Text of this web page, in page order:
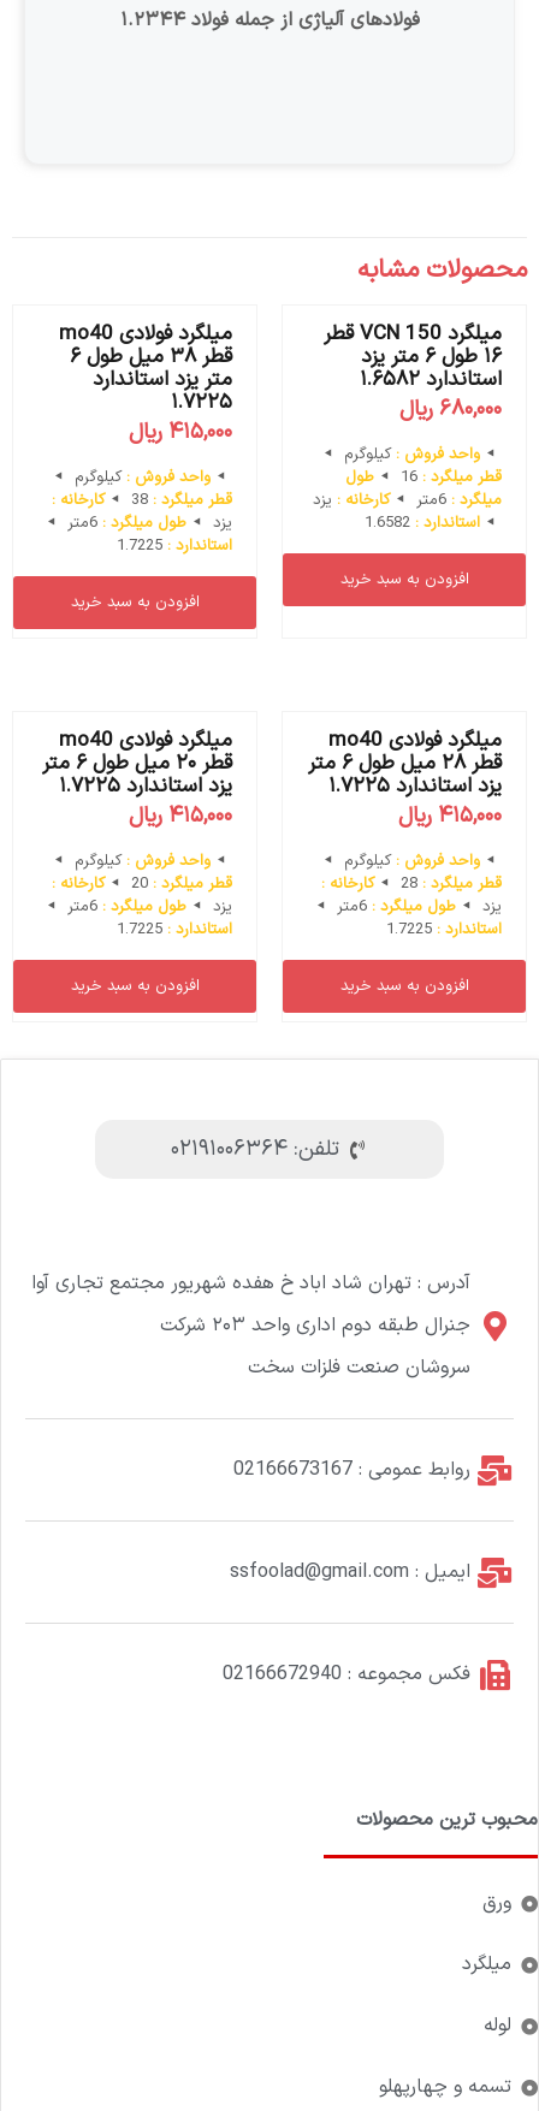
فولادهای آلیاژی از جمله فولاد ۱.۲۳۴۴
محصولات مشابه
میلگرد VCN 150 قطر
۱۶ طول ۶ متر یزد
استاندارد ۱.۶۵۸۲
۶۸۰,۰۰۰ ریال
واحد فروش :کیلوگرم
قطر میلگرد : 16
طول
میلگرد : 6متر کارخانه : یزد
استاندارد :1.6582
افزودن به سبد خرید
میلگرد فولادی mo40
قطر ۳۸ میل طول ۶
متر یزد استاندارد
۱.۷۲۲۵
۴۱۵,۰۰۰ ریال
واحد فروش :کیلوگرم
قطر میلگرد : 38
کارخانه :
یزد
طول میلگرد :6متر
استاندارد : 1.7225
افزودن به سبد خرید
میلگرد فولادی mo40
قطر ۲۸ میل طول ۶ متر
یزد استاندارد ۱.۷۲۲۵
۴۱۵,۰۰۰ ریال
واحد فروش :کیلوگرم
قطر میلگرد : 28
کارخانه :
یزد
طول میلگرد :6متر
استاندارد : 1.7225
افزودن به سبد خرید
میلگرد فولادی mo40
قطر ۲۰ میل طول ۶ متر
یزد استاندارد ۱.۷۲۲۵
۴۱۵,۰۰۰ ریال
واحد فروش :کیلوگرم
قطر میلگرد : 20
کارخانه :
یزد
طول میلگرد :6متر
استاندارد : 1.7225
افزودن به سبد خرید
تلفن: ۰۲۱۹۱۰۰۶۳۶۴
آدرس : تهران شاد اباد خ هفده شهریور مجتمع تجاری آوا
جنرال طبقه دوم اداری واحد ۲۰۳ شرکت
سروشان صنعت فلزات سخت
روابط عمومی : 02166673167
ایمیل : ssfoolad@gmail.com
فکس مجموعه : 02166672940
محبوب ترین محصولات
ورق
میلگرد
لوله
تسمه و چهارپهلو